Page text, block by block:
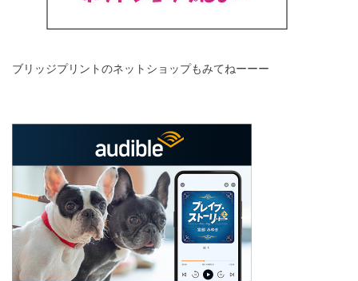
ブリッジプリントのネットショップもみてねーーー